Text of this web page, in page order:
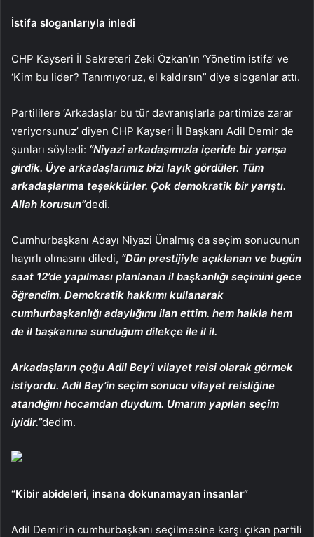
İstifa sloganlarıyla inledi
CHP Kayseri İl Sekreteri Zeki Özkan’ın ‘Yönetim istifa’ ve
‘Kim bu lider? Tanımıyoruz, el kaldırsın” diye sloganlar attı.
Partililere ‘Arkadaşlar bu tür davranışlarla partimize zarar
veriyorsunuz’ diyen CHP Kayseri İl Başkanı Adil Demir de
şunları söyledi: “Niyazi arkadaşımızla içeride bir yarışa
girdik. Üye arkadaşlarımız bizi layık gördüler. Tüm
arkadaşlarıma teşekkürler. Çok demokratik bir yarıştı.
Allah korusun”dedi.
Cumhurbaşkanı Adayı Niyazi Ünalmış da seçim sonucunun
hayırlı olmasını diledi, “Dün prestijiyle açıklanan ve bugün
saat 12’de yapılması planlanan il başkanlığı seçimini gece
öğrendim. Demokratik hakkımı kullanarak
cumhurbaşkanlığı adaylığımı ilan ettim. hem halkla hem
de il başkanına sunduğum dilekçe ile il il.
Arkadaşların çoğu Adil Bey’i vilayet reisi olarak görmek
istiyordu. Adil Bey’in seçim sonucu vilayet reisliğine
atandığını hocamdan duydum. Umarım yapılan seçim
iyidir.”dedim.
“Kibir abideleri, insana dokunamayan insanlar”
Adil Demir’in cumhurbaşkanı seçilmesine karşı çıkan partili